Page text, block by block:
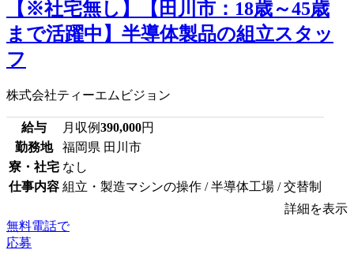
【※社宅無し】【田川市：18歳～45歳
まで活躍中】半導体製品の組立スタッ
フ
株式会社ティーエムビジョン
給与 月収例390,000円
勤務地
福岡県 田川市
寮・社宅 なし
仕事内容 組立・製造マシンの操作 / 半導体工場 / 交替制
詳細を表示
無料電話で
応募